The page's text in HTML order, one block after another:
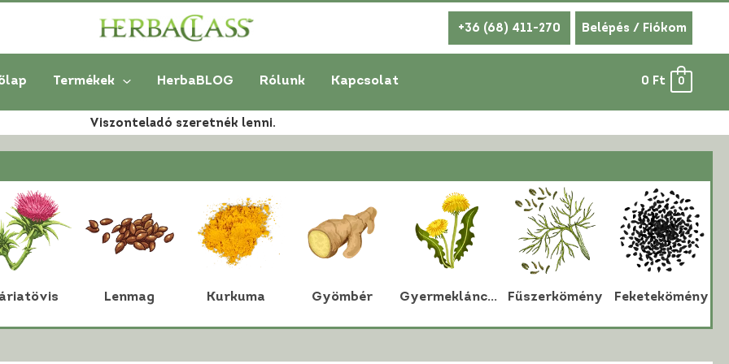
+36 (68) 411-270 Belépés / Fiókom
Termékek HerbaBLOG Rólunk Kapcsolat 0 Ft 0
Viszonteladó szeretnék lenni.
Lenmag Kurkuma Gyömbér Gyermekláncfű Fűszerkömény Feketekömény